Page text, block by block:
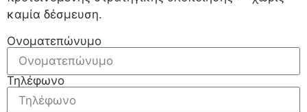
καμία δέσμευση.
Ονοματεπώνυμο
Τηλέφωνο